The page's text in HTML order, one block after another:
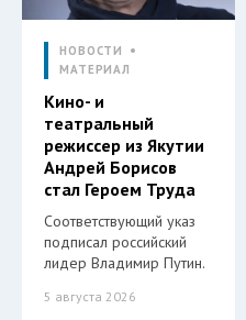
НОВОСТИ
МАТЕРИАЛ
Кино- и
театральный
режиссер из Якутии
Андрей Борисов
стал Героем Труда
Соответствующий указ
подписал российский
лидер Владимир Путин.
5 августа 2026